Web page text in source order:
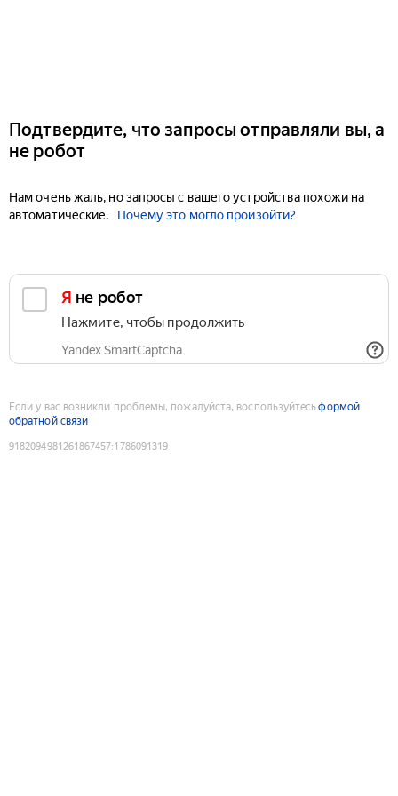
Подтвердите, что запросы отправляли вы, а
не робот
Нам очень жаль, но запросы с вашего устройства похожи на
автоматические.
Почему это могло произойти?
Я не робот
Нажмите, чтобы продолжить
Yandex SmartCaptcha
Если у вас возникли проблемы, пожалуйста, воспользуйтесьформой
обратной связи
9182094981261867457:1786091319